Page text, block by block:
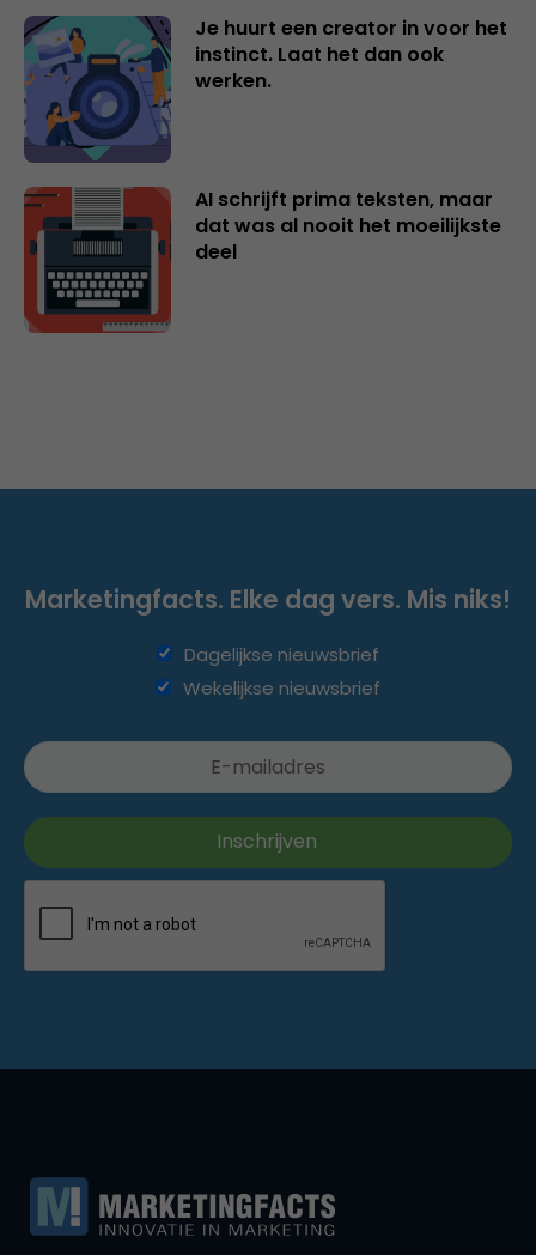
Je huurt een creator in voor het
instinct. Laat het dan ook
werken.
AI schrijft prima teksten, maar
dat was al nooit het moeilijkste
deel
Marketingfacts. Elke dag vers. Mis niks!
Dagelijkse nieuwsbrief
Wekelijkse nieuwsbrief